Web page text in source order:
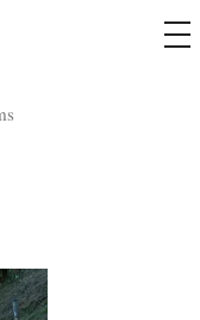
メ
ニ